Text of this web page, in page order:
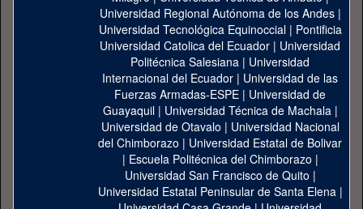
Universidad Regional Autónoma de los Andes|
Universidad Tecnológica Equinoccial| Pontificia
Universidad Catolica del Ecuador | Universidad
Politécnica Salesiana | Universidad
Internacional del Ecuador | Universidad de las
Fuerzas Armadas-ESPE | Universidad de
Guayaquil| Universidad Técnica de Machala|
Universidad de Otavalo | Universidad Nacional
del Chimborazo | Universidad Estatal de Bolivar
| Escuela Politécnica del Chimborazo |
Universidad San Francisco de Quito |
Universidad Estatal Peninsular de Santa Elena|